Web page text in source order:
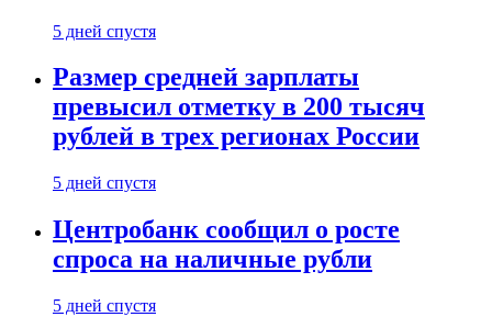
5 дней спустя
Размер средней зарплаты
превысил отметку в 200 тысяч
рублей в трех регионах России
5 дней спустя
Центробанк сообщил о росте
спроса на наличные рубли
5 дней спустя